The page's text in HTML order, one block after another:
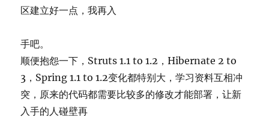
区建立好一点，我再入
手吧。
顺便抱怨一下，Struts 1.1 to 1.2，Hibernate 2 to
3，Spring 1.1 to 1.2变化都特别大，学习资料互相冲
突，原来的代码都需要比较多的修改才能部署，让新
入手的人碰壁再